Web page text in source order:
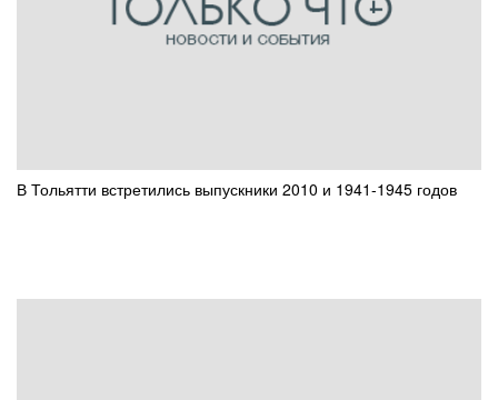
В Тольятти встретились выпускники 2010 и 1941-1945 годов